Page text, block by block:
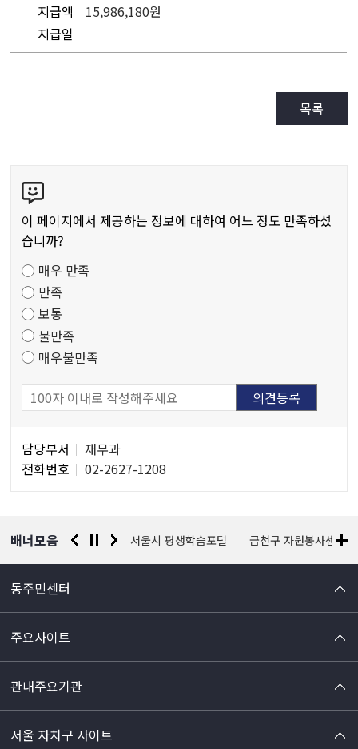
지급액
15,986,180원
지급일
목록
텐
츠
만
도
조
사
이 페이지에서 제공하는 정보에 대하여 어느 정도 만족하셨
습니까?
매우 만족
만족
보통
불만족
매우불만족
당
자
담당부서
재무과
전화번호
02-2627-1208
배너모음
찰청 유실물 통합포털 서울시 평생학습포털 금천구 자원봉사센터
동주민센터
주요사이트
관내주요기관
서울 자치구 사이트